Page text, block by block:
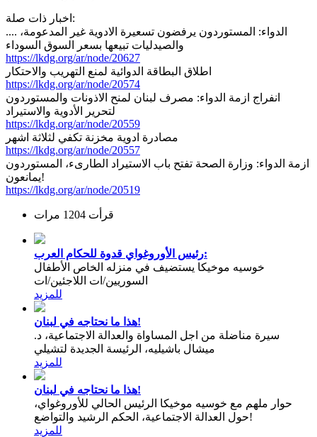
اخبار ذات صلة:
.... الدواء: المستوردون يرفضون تسعيرة الادوية غير المدعومة،
والصيدليات تبيعها بسعر السوق السوداء
https://lkdg.org/ar/node/20627
اطلاق البطاقة الدوائية لمنع التهريب والاحتكار
https://lkdg.org/ar/node/20574
انفراج ازمة الدواء: مصرف لبنان لمنح الاذونات والمستوردون
لتحرير الأدوية والاستيراد
https://lkdg.org/ar/node/20559
مصادرة ادوية مخزنة تكفي لثلاثة اشهر
https://lkdg.org/ar/node/20557
ازمة الدواء: وزارة الصحة تفتح باب الاستيراد الطارىء، المستوردون
يمانعون!
https://lkdg.org/ar/node/20519
قرأت 1204 مرات
رئيس الأوروغواي قدوة للحكام العرب:
خوسيه موخيكا يستضيف في منزله الخاص الأطفال
السوريين/ات اللاجئين/ات
للمزيد
هذا ما نحتاجه في لبنان!
سيرة مناضلة من اجل المساواة والعدالة الاجتماعية، د.
ميشال باشيليه، الرئيسة الجديدة لتشيلي
للمزيد
هذا ما نحتاجه في لبنان!
حوار ملهم مع خوسيه موخيكا الرئيس الحالي للأوروغواي،
حول العدالة الاجتماعية، الحكم الرشيد والتواضع!
للمزيد